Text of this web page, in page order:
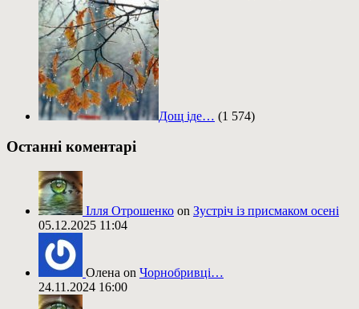
Дощ іде… (1 574)
Останні коментарі
Ілля Отрошенко on Зустріч із присмаком осені
05.12.2025 11:04
Олена on Чорнобривці…
24.11.2024 16:00